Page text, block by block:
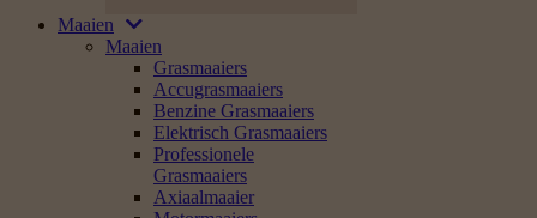
Maaien
Maaien
Grasmaaiers
Accugrasmaaiers
Benzine Grasmaaiers
Elektrisch Grasmaaiers
Professionele
Grasmaaiers
Axiaalmaaier